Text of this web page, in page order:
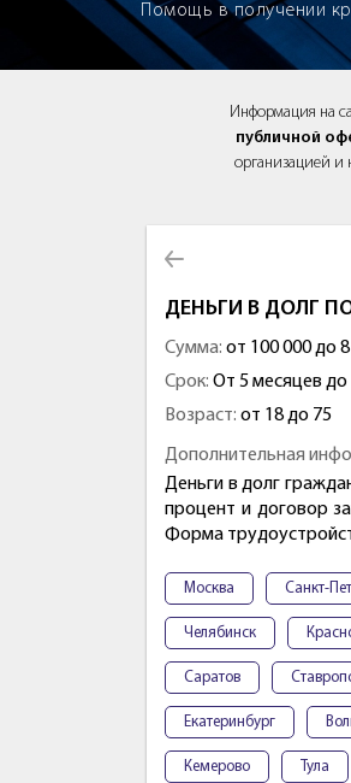
Помощь в получении
Информация на
публичной
организацией и
ДЕНЬГИ В ДОЛГ
Сумма: от 100 000 до
Срок: От 5 месяцев до
Возраст: от 18 до 75
Дополнительная
Деньги в долг
процент и договор
Форма
Москва Санкт-
Челябинск
Саратов
Екатеринбург
Кемерово Тула